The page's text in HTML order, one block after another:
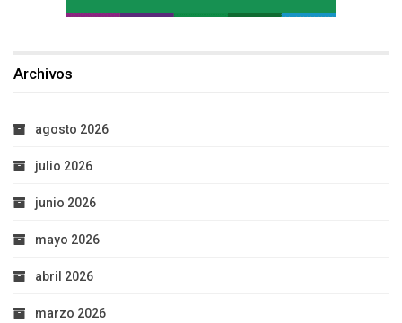
Archivos
agosto 2026
julio 2026
junio 2026
mayo 2026
abril 2026
marzo 2026